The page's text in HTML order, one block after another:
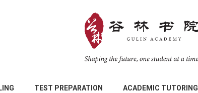
TEST PREPARATION ACADEMIC TUTORING